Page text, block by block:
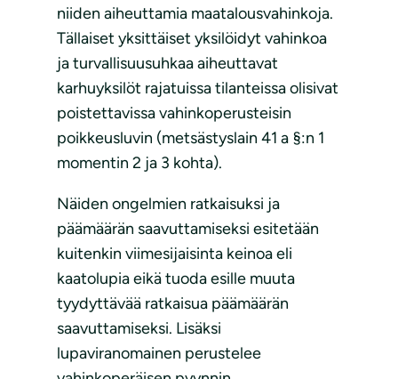
niiden aiheuttamia maatalousvahinkoja.
Tällaiset yksittäiset yksilöidyt vahinkoa
ja turvallisuusuhkaa aiheuttavat
karhuyksilöt rajatuissa tilanteissa olisivat
poistettavissa vahinkoperusteisin
poikkeusluvin (metsästyslain 41 a §:n 1
momentin 2 ja 3 kohta).
Näiden ongelmien ratkaisuksi ja
päämäärän saavuttamiseksi esitetään
kuitenkin viimesijaisinta keinoa eli
kaatolupia eikä tuoda esille muuta
tyydyttävää ratkaisua päämäärän
saavuttamiseksi. Lisäksi
lupaviranomainen perustelee